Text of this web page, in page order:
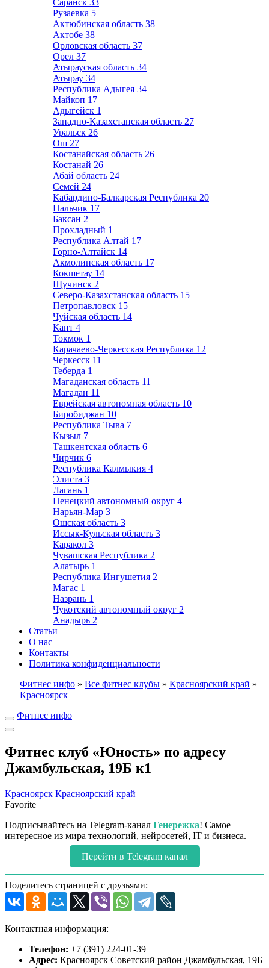
Саранск 33
Рузаевка 5
Актюбинская область 38
Актобе 38
Орловская область 37
Орел 37
Атырауская область 34
Атырау 34
Республика Адыгея 34
Майкоп 17
Адыгейск 1
Западно-Казахстанская область 27
Уральск 26
Ош 27
Костанайская область 26
Костанай 26
Абай область 24
Семей 24
Кабардино-Балкарская Республика 20
Нальчик 17
Баксан 2
Прохладный 1
Республика Алтай 17
Горно-Алтайск 14
Акмолинская область 17
Кокшетау 14
Щучинск 2
Северо-Казахстанская область 15
Петропавловск 15
Чуйская область 14
Кант 4
Токмок 1
Карачаево-Черкесская Республика 12
Черкесск 11
Теберда 1
Магаданская область 11
Магадан 11
Еврейская автономная область 10
Биробиджан 10
Республика Тыва 7
Кызыл 7
Ташкентская область 6
Чирчик 6
Республика Калмыкия 4
Элиста 3
Лагань 1
Ненецкий автономный округ 4
Нарьян-Мар 3
Ошская область 3
Иссык-Кульская область 3
Каракол 3
Чувашская Республика 2
Алатырь 1
Республика Ингушетия 2
Магас 1
Назрань 1
Чукотский автономный округ 2
Анадырь 2
Статьи
О нас
Контакты
Политика конфиденциальности
Фитнес инфо » Все фитнес клубы » Красноярский край »
Красноярск
Фитнес инфо
Фитнес клуб «Юность» по адресу
Джамбульская, 19Б к1
Красноярск Красноярский край
Favorite
Подписывайтесь на Telegram-канал Генережка! Самое
интересное из мира технологий, нейросетей, IT и бизнеса.
Перейти в Telegram канал
Поделитесь страницей с друзьями:
Контактная информация:
Телефон: +7 (391) 224-01-39
Адрес: Красноярск Советский район Джамбульская, 19Б